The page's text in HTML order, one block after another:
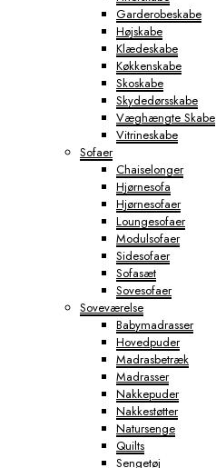
Garderobeskabe
Højskabe
Klædeskabe
Køkkenskabe
Skoskabe
Skydedørsskabe
Væghængte Skabe
Vitrineskabe
Sofaer
Chaiselonger
Hjørnesofa
Hjørnesofaer
Loungesofaer
Modulsofaer
Sidesofaer
Sofasæt
Sovesofaer
Soveværelse
Babymadrasser
Hovedpuder
Madrasbetræk
Madrasser
Nakkepuder
Nakkestøtter
Natursenge
Quilts
Sengetøj